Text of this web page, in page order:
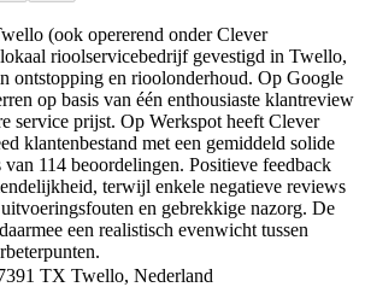
(ook opererend onder Clever
rioolservicebedrijf gevestigd in Twello,
ontstopping en rioolonderhoud. Op Google
op basis van één enthousiaste klantreview
service prijst. Op Werkspot heeft Clever
klantenbestand met een gemiddeld solide
114 beoordelingen. Positieve feedback
terwijl enkele negatieve reviews
en gebrekkige nazorg. De
een realistisch evenwicht tussen
TX Twello, Nederland